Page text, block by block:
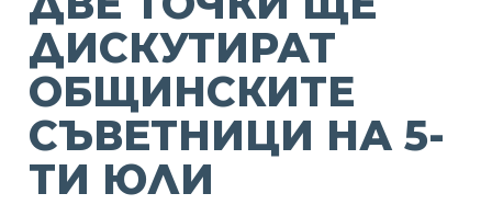
ДИСКУТИРАТ
ОБЩИНСКИТЕ
СЪВЕТНИЦИ НА 5-
ТИ ЮЛИ